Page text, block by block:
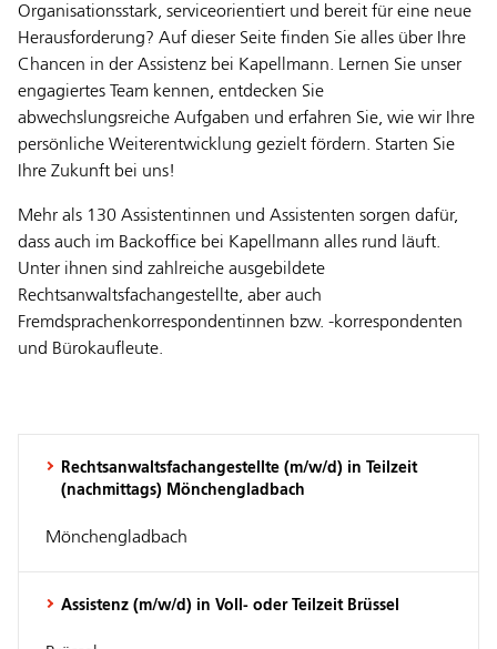
Organisationsstark, serviceorientiert und bereit für eine neue
Herausforderung? Auf dieser Seite finden Sie alles über Ihre
Chancen in der Assistenz bei Kapellmann. Lernen Sie unser
engagiertes Team kennen, entdecken Sie
abwechslungsreiche Aufgaben und erfahren Sie, wie wir Ihre
persönliche Weiterentwicklung gezielt fördern. Starten Sie
Ihre Zukunft bei uns!
Mehr als 130 Assistentinnen und Assistenten sorgen dafür,
dass auch im Backoffice bei Kapellmann alles rund läuft.
Unter ihnen sind zahlreiche ausgebildete
Rechtsanwaltsfachangestellte, aber auch
Fremdsprachenkorrespondentinnen bzw. -korrespondenten
und Bürokaufleute.
Rechtsanwaltsfachangestellte (m/w/d) in Teilzeit
(nachmittags) Mönchengladbach
Mönchengladbach
Assistenz (m/w/d) in Voll- oder Teilzeit Brüssel